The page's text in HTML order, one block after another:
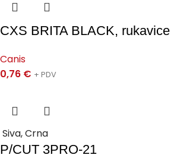
CXS BRITA BLACK, rukavice
Canis
0,76 € + PDV
Siva, Crna
P/CUT 3PRO-21